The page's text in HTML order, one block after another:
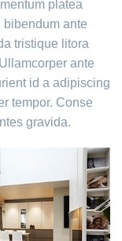
platea
ante
tristique litora
ante
id a adipiscing
tempor. Conse
gravida.